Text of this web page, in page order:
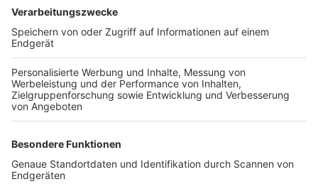
TOP-VEREINE
TOP-PARTNER